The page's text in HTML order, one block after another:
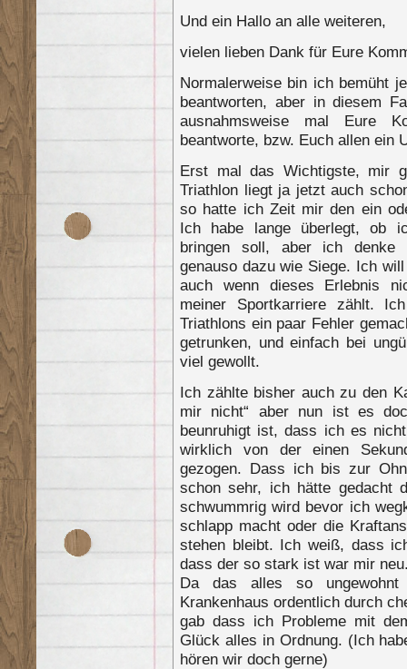
Und ein Hallo an alle weiteren,
vielen lieben Dank für Eure
Normalerweise bin ich bemüht
beantworten, aber in diesem
ausnahmsweise mal Eure
beantworte, bzw. Euch allen ein
Erst mal das Wichtigste, mir
Triathlon liegt ja jetzt auch
so hatte ich Zeit mir den ein
Ich habe lange überlegt, ob
bringen soll, aber ich denke
genauso dazu wie Siege. Ich
auch wenn dieses Erlebnis
meiner Sportkarriere zählt.
Triathlons ein paar Fehler
getrunken, und einfach bei
viel gewollt.
Ich zählte bisher auch zu den
mir nicht“ aber nun ist es
beunruhigt ist, dass ich es
wirklich von der einen
gezogen. Dass ich bis zur
schon sehr, ich hätte gedacht
schwummrig wird bevor ich
schlapp macht oder die
stehen bleibt. Ich weiß, dass
dass der so stark ist war mir
Da das alles so
Krankenhaus ordentlich durch
gab dass ich Probleme mit
Glück alles in Ordnung. (Ich
hören wir doch gerne)